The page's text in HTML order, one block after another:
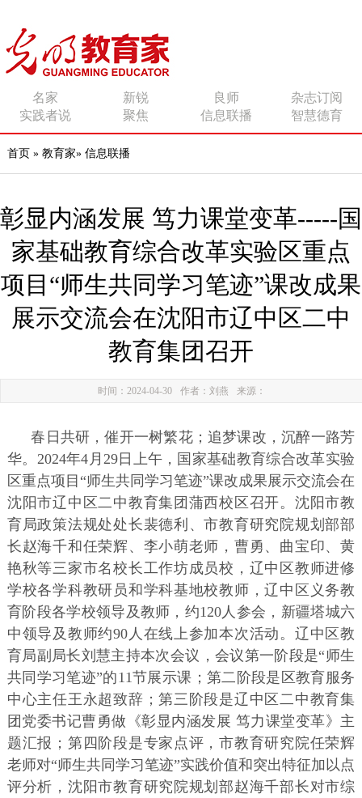
名家 新锐 良师
杂志订阅
实践者说
聚焦 信息联播 智慧德育
首页 » 教育家» 信息联播
彰显内涵发展 笃力课堂变革-----国
家基础教育综合改革实验区重点
项目“师生共同学习笔迹”课改成果
展示交流会在沈阳市辽中区二中
教育集团召开
时间：2024-04-30 作者：刘燕 来源：
春日共研，催开一树繁花；追梦课改，沉醉一路芳
华。2024年4月29日上午，国家基础教育综合改革实验
区重点项目“师生共同学习笔迹”课改成果展示交流会在
沈阳市辽中区二中教育集团蒲西校区召开。沈阳市教
育局政策法规处处长裴德利、市教育研究院规划部部
长赵海千和任荣辉、李小萌老师，曹勇、曲宝印、黄
艳秋等三家市名校长工作坊成员校，辽中区教师进修
学校各学科教研员和学科基地校教师，辽中区义务教
育阶段各学校领导及教师，约120人参会，新疆塔城六
中领导及教师约90人在线上参加本次活动。辽中区教
育局副局长刘慧主持本次会议，会议第一阶段是“师生
共同学习笔迹”的11节展示课；第二阶段是区教育服务
中心主任王永超致辞；第三阶段是辽中区二中教育集
团党委书记曹勇做《彰显内涵发展 笃力课堂变革》主
题汇报；第四阶段是专家点评，市教育研究院任荣辉
老师对“师生共同学习笔迹”实践价值和突出特征加以点
评分析，沈阳市教育研究院规划部赵海千部长对市综